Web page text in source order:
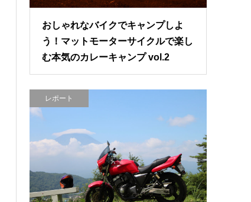
おしゃれなバイクでキャンプしよ
う！マットモーターサイクルで楽し
む本気のカレーキャンプ vol.2
レポート